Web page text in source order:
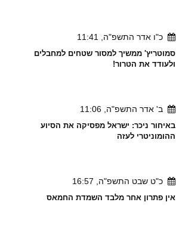
כ"ו אדר התשפ"ה, 11:41
סמוטריץ' ממשיך למסור שטחים למחבלים
ולעודד את הטרור!
ב' אדר התשפ"ה, 11:06
באיחור ניכר: ישראל מפסיקה את הסיוע
ההומוניטרי לעזה
כ"ט שבט התשפ"ה, 16:57
אין פתרון אחר מלבד השמדת החמאס